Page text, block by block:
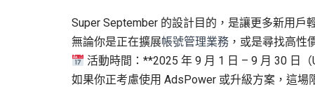
Super September 的設計目的，是讓更多新用戶
無論你是正在擴展帳號管理業務 ，或是尋找高性
活動時間：**2025 年 9 月 1 日 – 9 月 30 日（
如果你正考慮使用 AdsPower 或升級方案，這場